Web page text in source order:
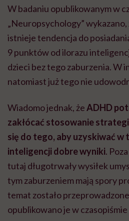
W badaniu opublikowanym w
„Neuropsychology”
istnieje tendencja do
9 punktów od ilorazu
dzieci bez tego zaburzenia. W
natomiast już tego nie
Wiadomo jednak, żeADHD
zakłócać stosowanie
się do tego, aby uzyskiwać w
inteligencji dobre wyniki.
tutaj długotrwały wysiłek
tym zaburzeniem mają spory
temat zostało
opublikowano je w